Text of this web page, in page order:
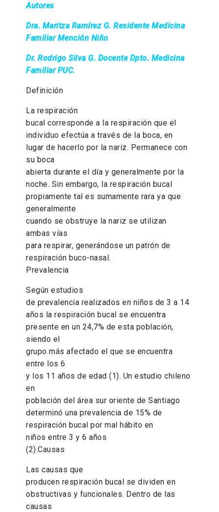
Autores
Dra. Maritza Ramírez G. Residente Medicina
Familiar Mención Niño
Dr. Rodrigo Silva G. Docente Dpto. Medicina
Familiar PUC.
Definición
La respiración
bucal corresponde a la respiración que el
individuo efectúa a través de la boca, en
lugar de hacerlo por la nariz. Permanece con
su boca
abierta durante el día y generalmente por la
noche. Sin embargo, la respiración bucal
propiamente tal es sumamente rara ya que
generalmente
cuando se obstruye la nariz se utilizan
ambas vías
para respirar, generándose un patrón de
respiración buco-nasal.
Prevalencia
Según estudios
de prevalencia realizados en niños de 3 a 14
años la respiración bucal se encuentra
presente en un 24,7% de esta población,
siendo el
grupo más afectado el que se encuentra
entre los 6
y los 11 años de edad (1). Un estudio chileno
en
población del área sur oriente de Santiago
determinó una prevalencia de 15% de
respiración bucal por mal hábito en
niños entre 3 y 6 años
(2).Causas
Las causas que
producen respiración bucal se dividen en
obstructivas y funcionales. Dentro de las
causas